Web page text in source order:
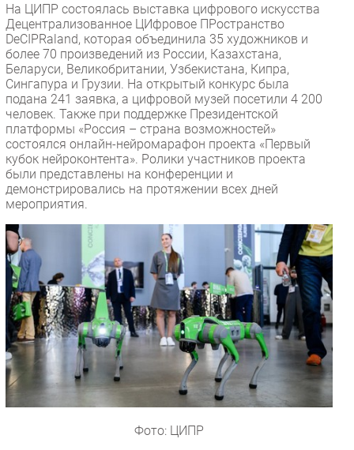
На ЦИПР состоялась выставка цифрового искусства
Децентрализованное ЦИфровое ПРостранство
DeCIPRaland, которая объединила 35 художников и
более 70 произведений из России, Казахстана,
Беларуси, Великобритании, Узбекистана, Кипра,
Сингапура и Грузии. На открытый конкурс была
подана 241 заявка, а цифровой музей посетили 4 200
человек. Также при поддержке Президентской
платформы «Россия – страна возможностей»
состоялся онлайн-нейромарафон проекта «Первый
кубок нейроконтента». Ролики участников проекта
были представлены на конференции и
демонстрировались на протяжении всех дней
мероприятия.
Фото: ЦИПР